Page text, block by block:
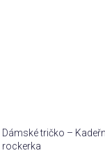
Dámské tričko –
rockerka